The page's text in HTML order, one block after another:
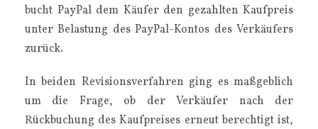
bucht PayPal dem Käufer den gezahlten Kaufpreis
unter Belastung des PayPal-Kontos des Verkäufers
zurück.
In beiden Revisionsverfahren ging es maßgeblich
um die Frage, ob der Verkäufer nach der
Rückbuchung des Kaufpreises erneut berechtigt ist,